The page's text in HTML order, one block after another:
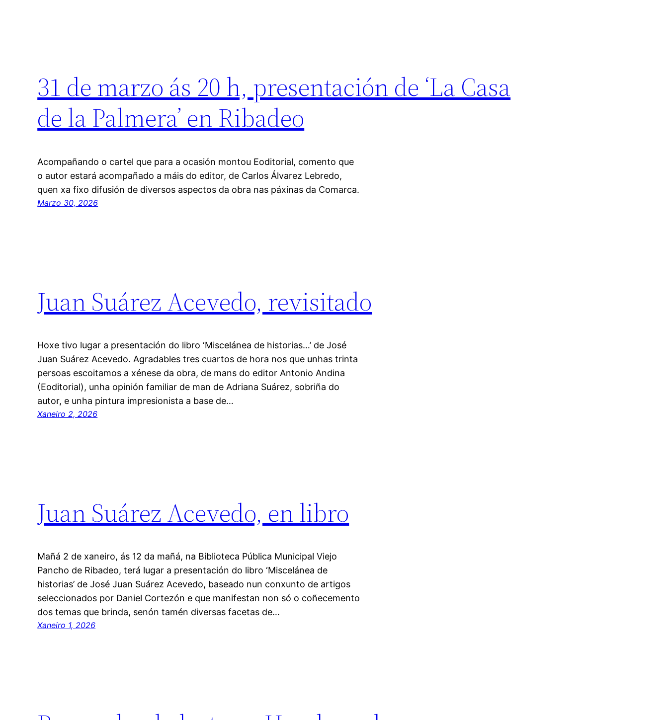
31 de marzo ás 20 h, presentación de ‘La Casa
de la Palmera’ en Ribadeo
Acompañando o cartel que para a ocasión montou Eoditorial, comento que
o autor estará acompañado a máis do editor, de Carlos Álvarez Lebredo,
quen xa fixo difusión de diversos aspectos da obra nas páxinas da Comarca.
Marzo 30, 2026
Juan Suárez Acevedo, revisitado
Hoxe tivo lugar a presentación do libro ‘Miscelánea de historias…’ de José
Juan Suárez Acevedo. Agradables tres cuartos de hora nos que unhas trinta
persoas escoitamos a xénese da obra, de mans do editor Antonio Andina
(Eoditorial), unha opinión familiar de man de Adriana Suárez, sobriña do
autor, e unha pintura impresionista a base de…
Xaneiro 2, 2026
Juan Suárez Acevedo, en libro
Mañá 2 de xaneiro, ás 12 da mañá, na Biblioteca Pública Municipal Viejo
Pancho de Ribadeo, terá lugar a presentación do libro ‘Miscelánea de
historias’ de José Juan Suárez Acevedo, baseado nun conxunto de artigos
seleccionados por Daniel Cortezón e que manifestan non só o coñecemento
dos temas que brinda, senón tamén diversas facetas de…
Xaneiro 1, 2026